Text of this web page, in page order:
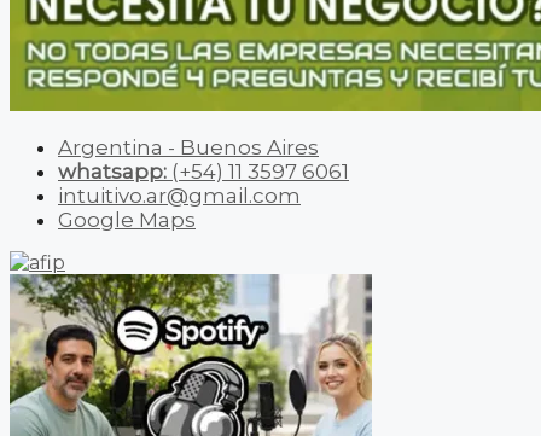
Argentina - Buenos Aires
whatsapp: (+54) 11 3597 6061
intuitivo.ar@gmail.com
Google Maps